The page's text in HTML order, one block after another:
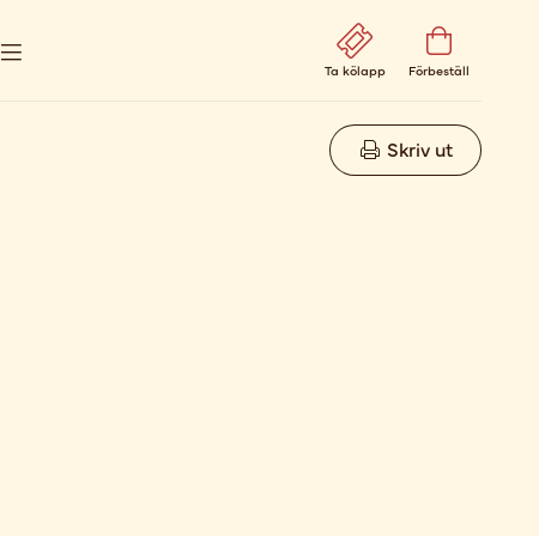
Ta kölapp Förbeställ
Skriv ut